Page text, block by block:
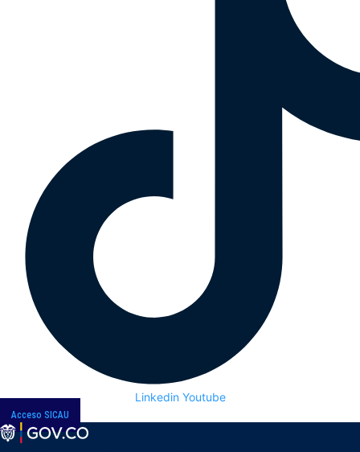
Linkedin Youtube
Acceso SICAU